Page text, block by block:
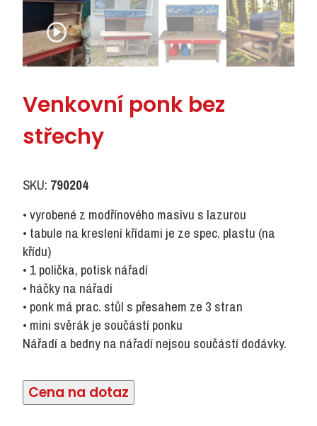
Venkovní ponk bez
střechy
SKU: 790204
• vyrobené z modřínového masivu s lazurou
• tabule na kreslení křídami je ze spec. plastu (na
křídu)
• 1 polička, potisk nářadí
• háčky na nářadí
• ponk má prac. stůl s přesahem ze 3 stran
• mini svěrák je součástí ponku
Nářadí a bedny na nářadí nejsou součástí dodávky.
Cena na dotaz